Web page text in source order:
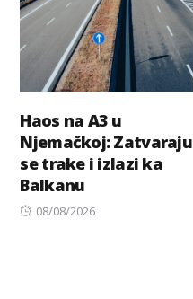
Haos na A3 u
Njemačkoj: Zatvaraju
se trake i izlazi ka
Balkanu
Posted
08/08/2026